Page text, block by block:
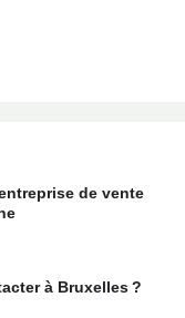
de vente
à Bruxelles ?